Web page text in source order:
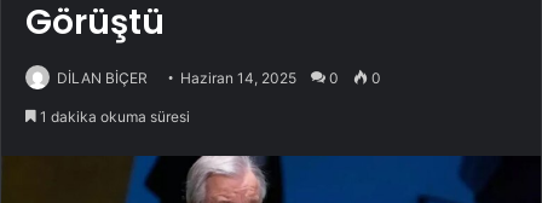
Görüştü
DİLAN BİÇER Haziran 14, 2025 0 0
1 dakika okuma süresi